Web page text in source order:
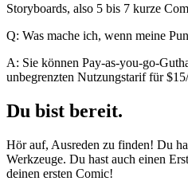
Storyboards, also 5 bis 7 kurze
Q: Was mache ich, wenn meine
A: Sie können Pay-as-you-go-
unbegrenzten Nutzungstarif für
Du bist bereit.
Hör auf, Ausreden zu finden! Du
Werkzeuge. Du hast auch einen
deinen ersten Comic!